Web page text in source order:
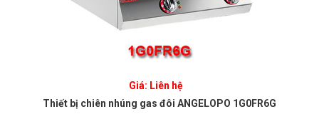
Giá: Liên hệ
Thiết bị chiên nhúng gas đôi ANGELOPO 1G0FR6G